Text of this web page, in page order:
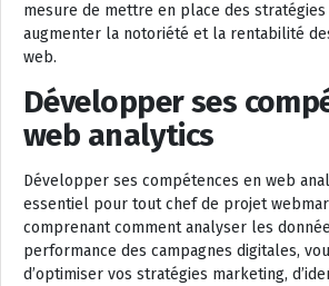
mesure de mettre en place des
augmenter la notoriété et la rentabilité
web.
Développer ses
web analytics
Développer ses compétences en web
essentiel pour tout chef de projet
comprenant comment analyser les
performance des campagnes digitales,
d’optimiser vos stratégies marketing,